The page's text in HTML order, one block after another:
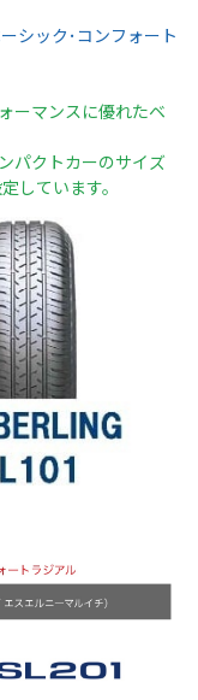
シック･コンフォート
ーマンスに優れたベ
パクトカーのサイズ
しています。